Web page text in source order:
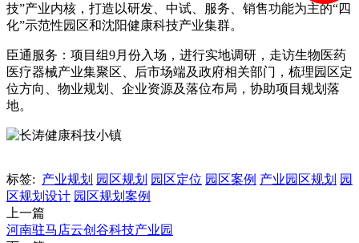
技”产业内核，打造以研发、中试、服务、销售功能为主的“四
化”示范性园区和沈阳健康科技产业集群。
臣通服务：项目组9月份入场，进行实地调研，走访生物医药
医疗器械产业集聚区、后市场端及政府相关部门，梳理园区定
位方向、物业规划、企业资源及落位布局，协助项目规划落
地。
标签: 产业规划 园区规划 园区定位 园区案例 产业园区规划 园
区规划设计 园区规划案例
上一篇
河南驻马店云创谷科技产业园